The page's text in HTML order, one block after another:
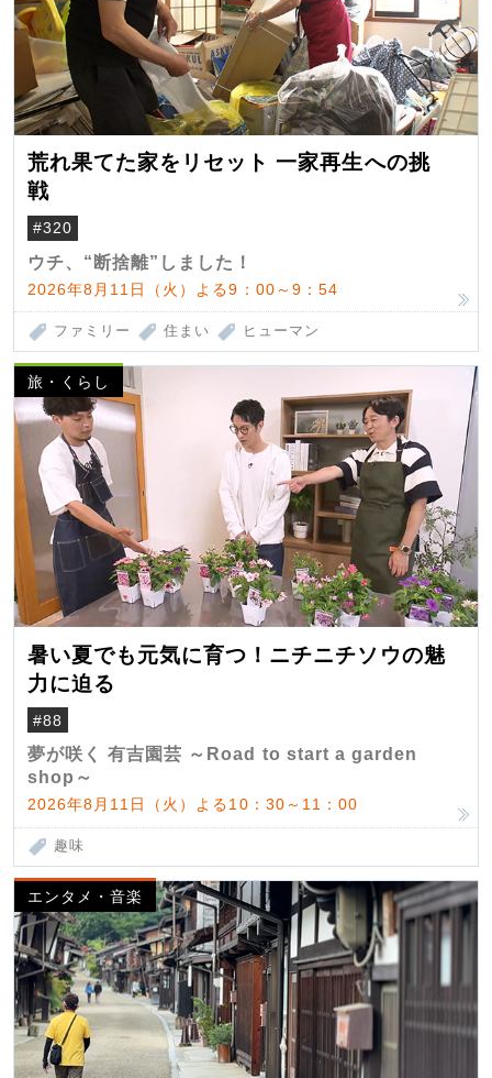
荒れ果てた家をリセット 一家再生への挑
戦
#320
ウチ、“断捨離”しました！
2026年8月11日（火）よる9：00～9：54
ファミリー 住まい ヒューマン
旅・くらし
暑い夏でも元気に育つ！ニチニチソウの魅
力に迫る
#88
夢が咲く 有吉園芸 ～Road to start a garden
shop～
2026年8月11日（火）よる10：30～11：00
趣味
エンタメ・音楽